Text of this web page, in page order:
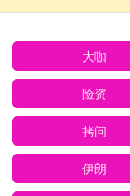
大咖
险资
拷问
伊朗